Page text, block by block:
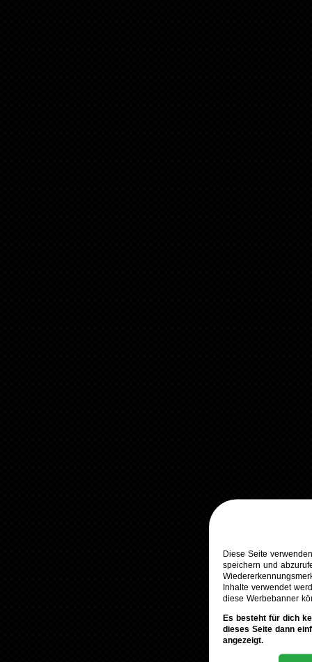
Diese Seite
speichern und
Inhalte verwendet
diese Werbebanner
Es besteht für dich
dieses Seite dann
angezeigt.